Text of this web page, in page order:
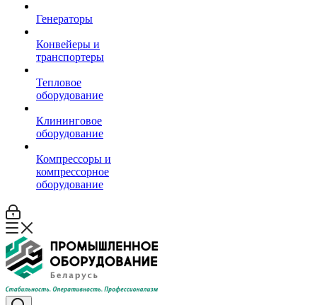
Генераторы
Конвейеры и
транспортеры
Тепловое
оборудование
Клининговое
оборудование
Компрессоры и
компрессорное
оборудование